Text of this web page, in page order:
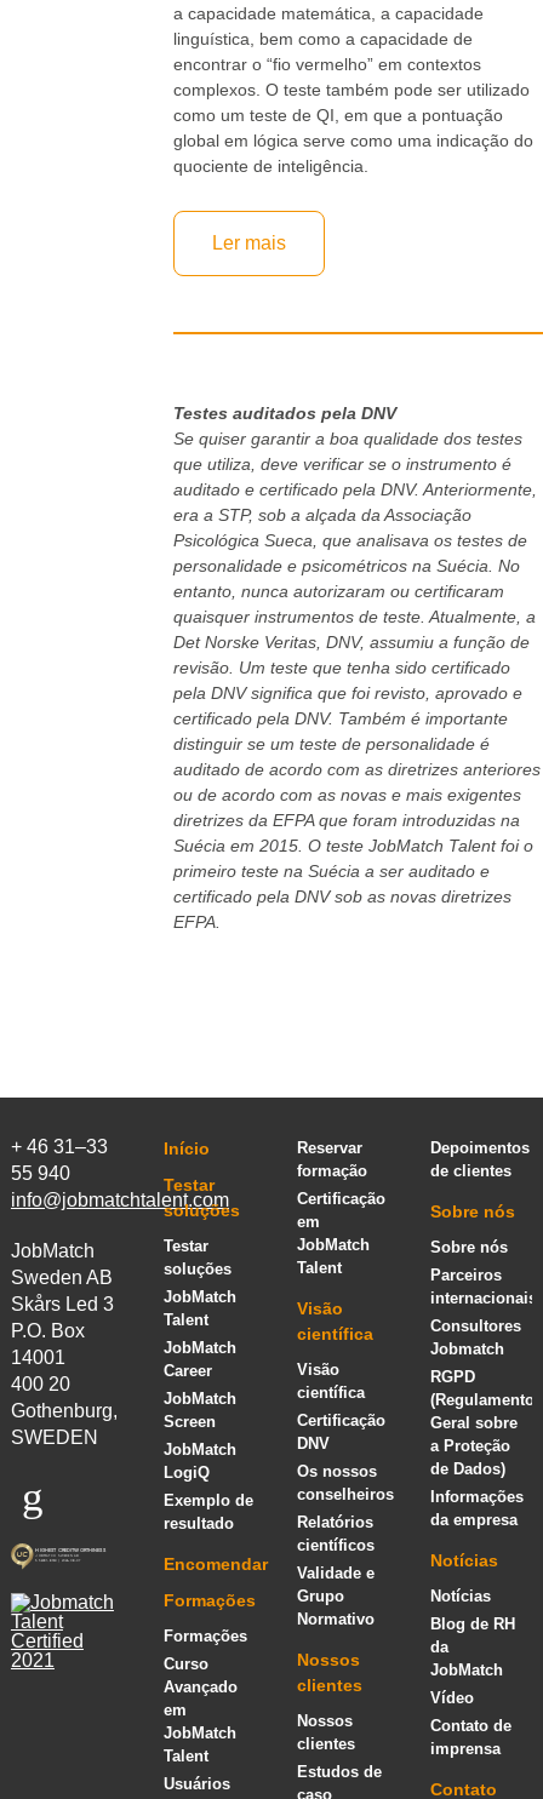
a capacidade matemática, a capacidade
linguística, bem como a capacidade de
encontrar o “fio vermelho” em contextos
complexos. O teste também pode ser utilizado
como um teste de QI, em que a pontuação
global em lógica serve como uma indicação do
quociente de inteligência.
Ler mais
Testes auditados pela DNV
Se quiser garantir a boa qualidade dos testes
que utiliza, deve verificar se o instrumento é
auditado e certificado pela DNV. Anteriormente,
era a STP, sob a alçada da Associação
Psicológica Sueca, que analisava os testes de
personalidade e psicométricos na Suécia. No
entanto, nunca autorizaram ou certificaram
quaisquer instrumentos de teste. Atualmente, a
Det Norske Veritas, DNV, assumiu a função de
revisão. Um teste que tenha sido certificado
pela DNV significa que foi revisto, aprovado e
certificado pela DNV. Também é importante
distinguir se um teste de personalidade é
auditado de acordo com as diretrizes anteriores
ou de acordo com as novas e mais exigentes
diretrizes da EFPA que foram introduzidas na
Suécia em 2015. O teste JobMatch Talent foi o
primeiro teste na Suécia a ser auditado e
certificado pela DNV sob as novas diretrizes
EFPA.
+ 46 31–33
55 940
info@jobmatchtalent.com
JobMatch
Sweden AB
Skårs Led 3
P.O. Box
14001
400 20
Gothenburg,
SWEDEN
Início
Testar
soluções
Testar
soluções
JobMatch
Talent
JobMatch
Career
JobMatch
Screen
JobMatch
LogiQ
Exemplo de
resultado
Encomendar
Formações
Formações
Curso
Avançado
em
JobMatch
Talent
Usuários
Reservar
formação
Certificação
em
JobMatch
Talent
Visão
científica
Visão
científica
Certificação
DNV
Os nossos
conselheiros
Relatórios
científicos
Validade e
Grupo
Normativo
Nossos
clientes
Nossos
clientes
Estudos de
caso
Depoimentos
de clientes
Sobre nós
Sobre nós
Parceiros
internacionais
Consultores
Jobmatch
RGPD
(Regulamento
Geral sobre
a Proteção
de Dados)
Informações
da empresa
Notícias
Notícias
Blog de RH
da
JobMatch
Vídeo
Contato de
imprensa
Contato